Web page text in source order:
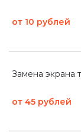
от 10 рублей
Замена экрана
от 45 рублей